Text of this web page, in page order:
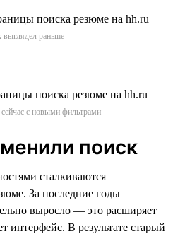
выглядел раньше
с новыми фильтрами
поиск
сталкиваются
За последние годы
выросло — это расширяет
интерфейс. В результате старый